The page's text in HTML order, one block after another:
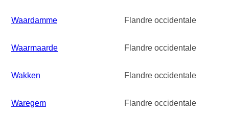
Waardamme Flandre occidentale
Waarmaarde Flandre occidentale
Wakken Flandre occidentale
Waregem Flandre occidentale